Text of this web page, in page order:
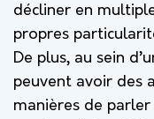
décliner en
propres
De plus, au sein
peuvent avoir des
manières de